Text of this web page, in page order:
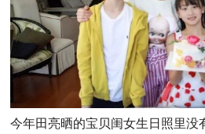
今年田亮晒的宝贝闺女生日照里没